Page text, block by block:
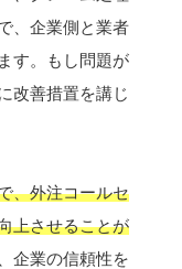
、企業側と業者
す。もし問題が
改善措置を講じ
、外注コールセ
上させることが
企業の信頼性を